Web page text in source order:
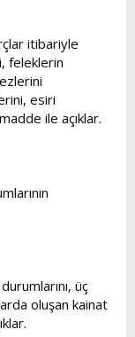
itibariyle
feleklerin
esiri
ile açıklar.
üç
oluşan kainat